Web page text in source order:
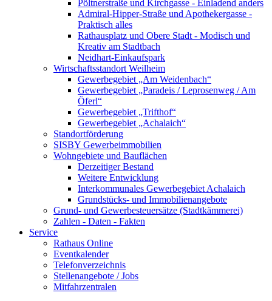
Pöltnerstraße und Kirchgasse - Einladend anders
Admiral-Hipper-Straße und Apothekergasse -
Praktisch alles
Rathausplatz und Obere Stadt - Modisch und
Kreativ am Stadtbach
Neidhart-Einkaufspark
Wirtschaftsstandort Weilheim
Gewerbegebiet „Am Weidenbach“
Gewerbegebiet „Paradeis / Leprosenweg / Am
Öferl“
Gewerbegebiet „Trifthof“
Gewerbegebiet „Achalaich“
Standortförderung
SISBY Gewerbeimmobilien
Wohngebiete und Bauflächen
Derzeitiger Bestand
Weitere Entwicklung
Interkommunales Gewerbegebiet Achalaich
Grundstücks- und Immobilienangebote
Grund- und Gewerbesteuersätze (Stadtkämmerei)
Zahlen - Daten - Fakten
Service
Rathaus Online
Eventkalender
Telefonverzeichnis
Stellenangebote / Jobs
Mitfahrzentralen